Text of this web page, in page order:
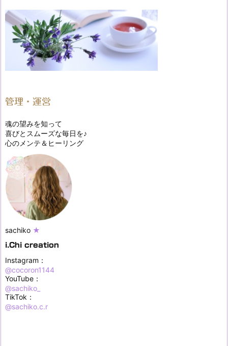
管理・運営
魂の望みを知って
喜びとスムーズな毎日を♪
心のメンテ＆ヒーリング
sachiko ★
i.Chi creation
Instagram：
@cocoron1144
YouTube：
@sachiko_
TikTok：
@sachiko.c.r